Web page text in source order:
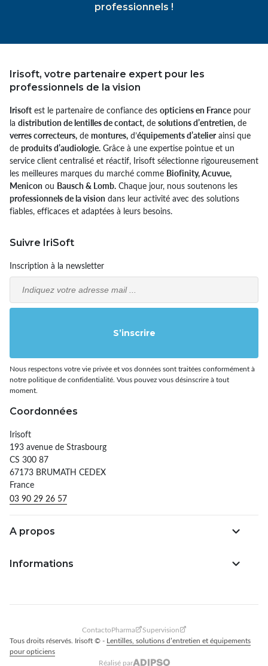
professionnels !
Irisoft, votre partenaire expert pour les
professionnels de la vision
Irisoft est le partenaire de confiance des opticiens en France pour
la distribution de lentilles de contact, de solutions d’entretien, de
verres correcteurs, de montures, d’équipements d’atelierainsi que
de produits d’audiologie. Grâce à une expertise pointue et un
service client centralisé et réactif, Irisoft sélectionne rigoureusement
les meilleures marques du marché comme Biofinity, Acuvue,
Menicon ou Bausch & Lomb. Chaque jour, nous soutenons les
professionnels de la vision dans leur activité avec des solutions
fiables, efficaces et adaptées à leurs besoins.
Suivre IriSoft
Inscription à la newsletter
Email
S’inscrire
Nous respectons votre vie privée et vos données sont traitées conformément à
notre politique de confidentialité. Vous pouvez vous désinscrire à tout
moment.
Coordonnées
Irisoft
193 avenue de Strasbourg
CS 300 87
67173 BRUMATH CEDEX
France
03 90 29 26 57
A propos
Informations
ContactoPharma
Supervision
Tous droits réservés. Irisoft © - Lentilles, solutions d’entretien et équipements
pour opticiens
Réalisé par